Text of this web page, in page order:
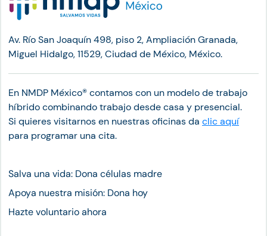
Av. Río San Joaquín 498, piso 2, Ampliación Granada,
Miguel Hidalgo, 11529, Ciudad de México, México.
En NMDP México®︎ contamos con un modelo de trabajo
híbrido combinando trabajo desde casa y presencial.
Si quieres visitarnos en nuestras oficinas da clic aquí
para programar una cita.
Salva una vida: Dona células madre
Apoya nuestra misión: Dona hoy
Hazte voluntario ahora